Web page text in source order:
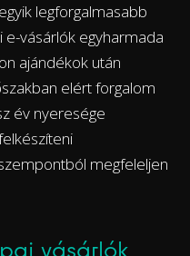
legforgalmasabb
vásárlók egyharmada
ajándékok után
elért forgalom
év nyeresége
megfeleljen
vásárlók